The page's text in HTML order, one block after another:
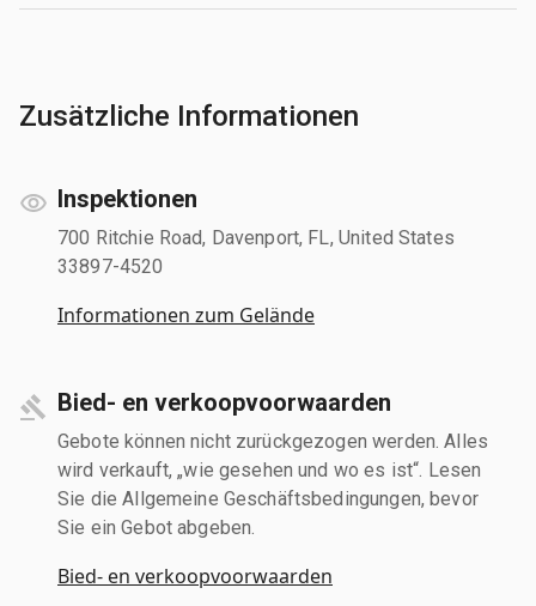
Zusätzliche Informationen
Inspektionen
700 Ritchie Road, Davenport, FL, United States
33897-4520
Informationen zum Gelände
Bied- en verkoopvoorwaarden
Gebote können nicht zurückgezogen werden. Alles
wird verkauft, „wie gesehen und wo es ist“. Lesen
Sie die Allgemeine Geschäftsbedingungen, bevor
Sie ein Gebot abgeben.
Bied- en verkoopvoorwaarden